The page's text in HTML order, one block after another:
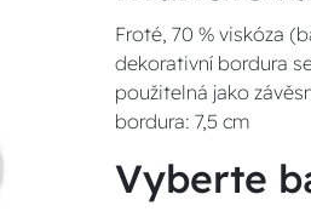
Froté, 70 % viskóza
dekorativní bordura
použitelná jako
bordura: 7,5 cm
Vyberte